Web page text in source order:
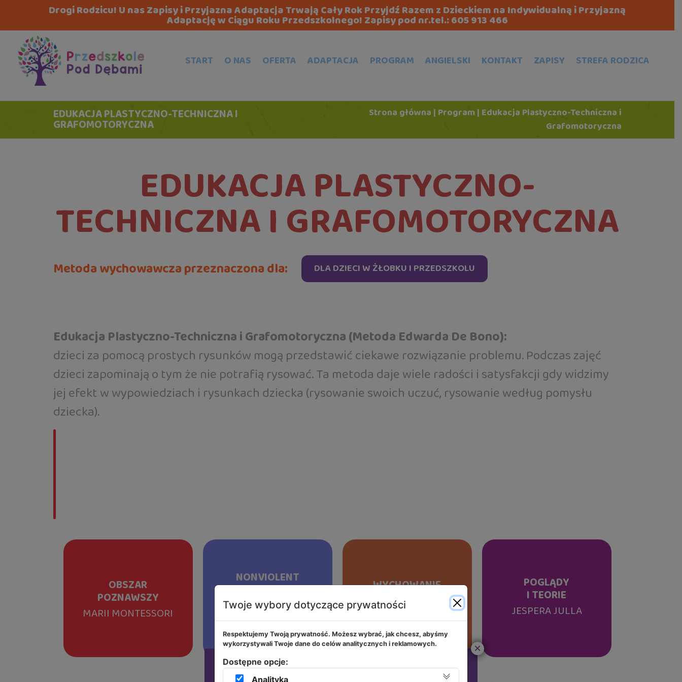
Drogi Rodzicu! U nas Zapisy i Przyjazna Adaptacja Trwają Cały Rok Przyjdź Razem z Dzieckiem na Indywidualną i Przyjazną
Adaptację w Ciągu Roku Przedszkolnego! Zapisy pod nr.tel.:605 913 466
START O NAS OFERTA ADAPTACJA PROGRAM ANGIELSKI KONTAKT ZAPISY STREFA RODZICA
EDUKACJA PLASTYCZNO-TECHNICZNA I
GRAFOMOTORYCZNA
Strona główna | Program| Edukacja Plastyczno-Techniczna i
Grafomotoryczna
EDUKACJA PLASTYCZNO-
TECHNICZNA I GRAFOMOTORYCZNA
Metoda wychowawcza przeznaczona dla: DLA DZIECI W ŻŁOBKU I PRZEDSZKOLU
Edukacja Plastyczno-Techniczna i Grafomotoryczna (Metoda Edwarda De Bono):
dzieci za pomocą prostych rysunków mogą przedstawić ciekawe rozwiązanie problemu. Podczas zajęć
dzieci zapominają o tym że nie potrafią rysować. Ta metoda daje wiele radości i satysfakcji gdy widzimy
jej efekt w wypowiedziach i rysunkach dziecka (rysowanie swoich uczuć, rysowanie według pomysłu
dziecka).
OBSZAR
POZNAWSZY
MARII MONTESSORI
NONVIOLENT
COMMUNICATION
(NVC)
MARSHALLA B.
ROSENBERGA
WYCHOWANIE
BEZ PORAŻEK
THOMASA GORDONA
POGLĄDY
I TEORIE
JESPERA JULLA
Rekrutacja2026/2027
×
Twoje wybory dotyczące prywatności
Respektujemy Twoją prywatność. Możesz wybrać, jak chcesz, abyśmy
wykorzystywali Twoje dane do celów analitycznych i reklamowych.
Dostępne opcje:
Analityka